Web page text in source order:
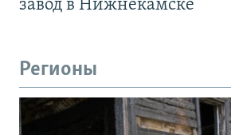
завод в Нижнекамске
Регионы